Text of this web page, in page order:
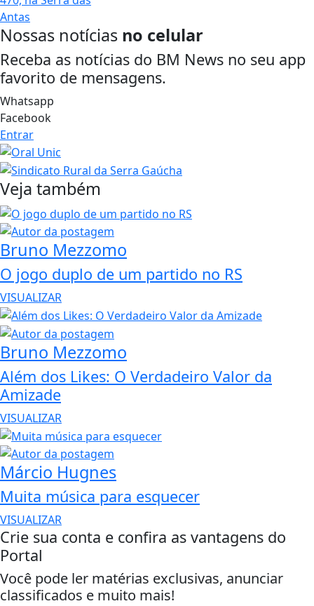
Nossas notícias no celular
Receba as notícias do BM News no seu app
favorito de mensagens.
Whatsapp
Facebook
Entrar
Veja também
Bruno Mezzomo
O jogo duplo de um partido no RS
VISUALIZAR
Bruno Mezzomo
Além dos Likes: O Verdadeiro Valor da
Amizade
VISUALIZAR
Márcio Hugnes
Muita música para esquecer
VISUALIZAR
Crie sua conta e confira as vantagens do
Portal
Você pode ler matérias exclusivas, anunciar
classificados e muito mais!